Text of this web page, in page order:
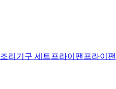
조리기구 세트 프라이팬 프라이팬